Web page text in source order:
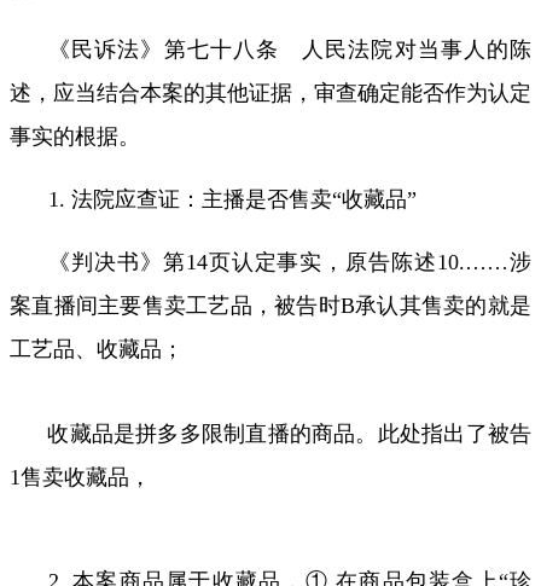
《民诉法》第七十八条 人民法院对当事人的陈
述，应当结合本案的其他证据，审查确定能否作为认定
事实的根据。
1. 法院应查证：主播是否售卖“收藏品”
《判决书》第14页认定事实，原告陈述10.……涉
案直播间主要售卖工艺品，被告时B承认其售卖的就是
工艺品、收藏品；
收藏品是拼多多限制直播的商品。此处指出了被告
1售卖收藏品，
2.本案商品属于收藏品，① 在商品包装盒上“珍